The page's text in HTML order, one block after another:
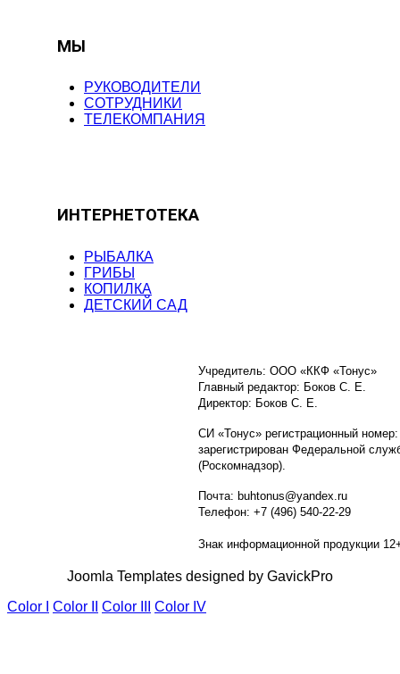
МЫ
РУКОВОДИТЕЛИ
СОТРУДНИКИ
ТЕЛЕКОМПАНИЯ
ИНТЕРНЕТОТЕКА
РЫБАЛКА
ГРИБЫ
КОПИЛКА
ДЕТСКИЙ САД
Учредитель: ООО «ККФ «Тонус»
Главный редактор: Боков С. Е.
Директор: Боков С. Е.
СИ «Тонус» регистрационный
зарегистрирован Федеральной
(Роскомнадзор).
Почта: buhtonus@yandex.ru
Телефон: +7 (496) 540-22-29
Знак информационной продукции
Joomla Templates designed by GavickPro
Color I
Color II Color III Color IV